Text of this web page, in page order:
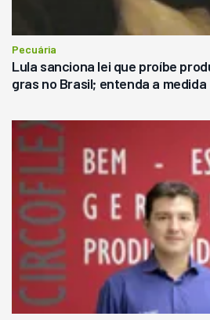
Pecuária
Lula sanciona lei que proíbe
gras no Brasil; entenda a medida